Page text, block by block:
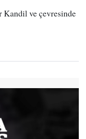
ve çevresinde